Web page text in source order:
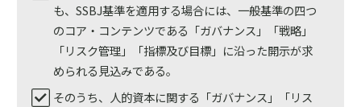
も、SSBJ基準を適用する場合には、一般基準の四つ
のコア・コンテンツである「ガバナンス」「戦略」
「リスク管理」「指標及び目標」に沿った開示が求
められる見込みである。
そのうち、人的資本に関する「ガバナンス」「リス